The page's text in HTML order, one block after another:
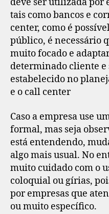
deve ser utilizada por
tais como bancos e
center, como é
público, é necessário
muito focado e
determinado cliente
estabelecido no
e o call center
Caso a empresa use
formal, mas seja
está entendendo,
algo mais usual. No
muito cuidado com o
coloquial ou gírias,
por empresas que
ou muito específico.